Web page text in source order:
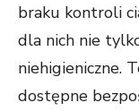
braku kontroli
dla nich nie
niehigieniczne.
dostępne